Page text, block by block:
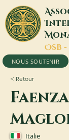
A
I
M
OSB -
NOUS SOUTENIR
< Retour
Italie